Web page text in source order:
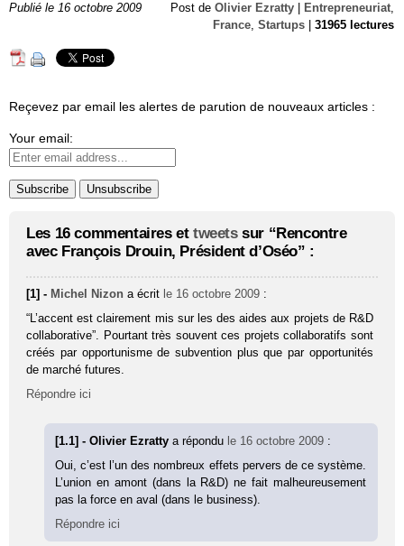
Publié le 16 octobre 2009 Post de Olivier Ezratty Entrepreneuriat
France Startups 31965 lectures
Reçevez par email les alertes de parution de nouveaux articles :
Your email:
Les 16 commentaires et tweetssur “Rencontre
avec François Drouin, Président d’Oséo” :
[1] - Michel Nizon a écrit le 16 octobre 2009 :
“L’accent est clairement mis sur les des aides aux projets de R&D
collaborative”. Pourtant très souvent ces projets collaboratifs sont
créés par opportunisme de subvention plus que par opportunités
de marché futures.
Répondre ici
[1.1] - Olivier Ezrattya répondu le 16 octobre 2009 :
Oui, c’est l’un des nombreux effets pervers de ce système.
L’union en amont (dans la R&D) ne fait malheureusement
pas la force en aval (dans le business).
Répondre ici